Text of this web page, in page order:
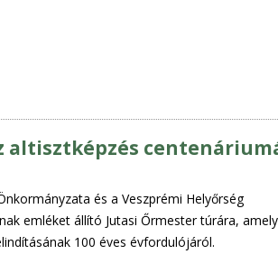
altisztképzés
és a Veszprémi Helyőrség
emléket állító Jutasi Őrmester túrára, amely
100 éves évfordulójáról.